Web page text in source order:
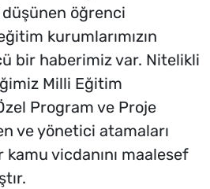
öğrenci
kurumlarımızın
bir haberimiz var. Nitelikli
Milli Eğitim
Program ve Proje
ve yönetici atamaları
kamu vicdanını maalesef